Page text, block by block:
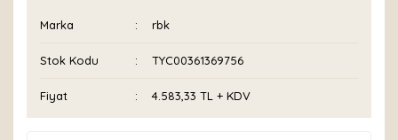
Marka rbk
Stok Kodu TYC00361369756
Fiyat 4.583,33 TL + KDV